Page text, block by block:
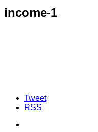
income-1
Tweet
RSS